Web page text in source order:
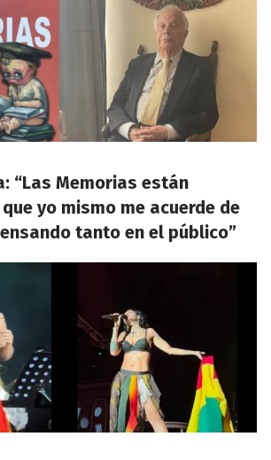
“Las Memorias están
yo mismo me acuerde de
tanto en el público”